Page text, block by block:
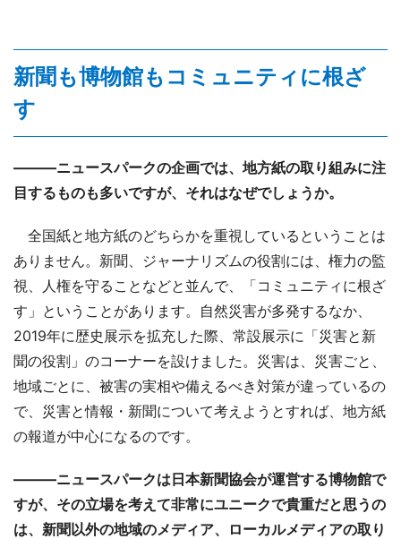
新聞も博物館もコミュニティに根ざ
す
―――ニュースパークの企画では、地方紙の取り組みに注
目するものも多いですが、それはなぜでしょうか。
全国紙と地方紙のどちらかを重視しているということは
ありません。新聞、ジャーナリズムの役割には、権力の監
視、人権を守ることなどと並んで、「コミュニティに根ざ
す」ということがあります。自然災害が多発するなか、
2019年に歴史展示を拡充した際、常設展示に「災害と新
聞の役割」のコーナーを設けました。災害は、災害ごと、
地域ごとに、被害の実相や備えるべき対策が違っているの
で、災害と情報・新聞について考えようとすれば、地方紙
の報道が中心になるのです。
―――ニュースパークは日本新聞協会が運営する博物館で
すが、その立場を考えて非常にユニークで貴重だと思うの
は、新聞以外の地域のメディア、ローカルメディアの取り